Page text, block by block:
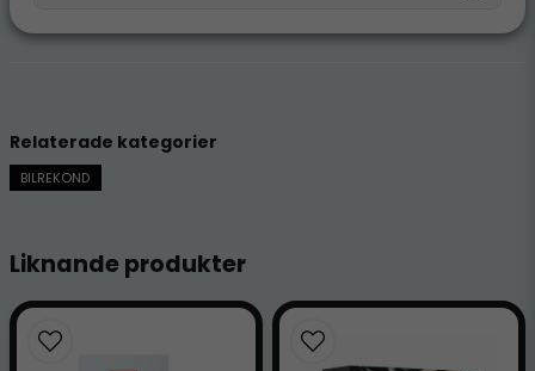
Liknande produkter
Relaterade kategorier
BILREKOND